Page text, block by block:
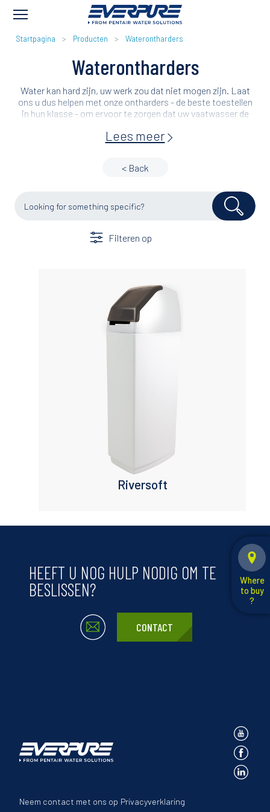
KRUIMELPAD
Startpagina Producten Waterontharders
Waterontharders
Water kan hard zijn, uw werk zou dat niet mogen zijn. Laat
ons u dus helpen met onze ontharders - de beste toestellen
in hun klasse - om ervoor te zorgen dat uw vaatwasser de
kalkaanslag beschermd wordt.
Lees meer
Filteren op
< Back
Riversoft
Where
to buy
?
HEEFT U NOG HULP NODIG OM TE
BESLISSEN?
CONTACT
Neem contact met ons op Privacyverklaring